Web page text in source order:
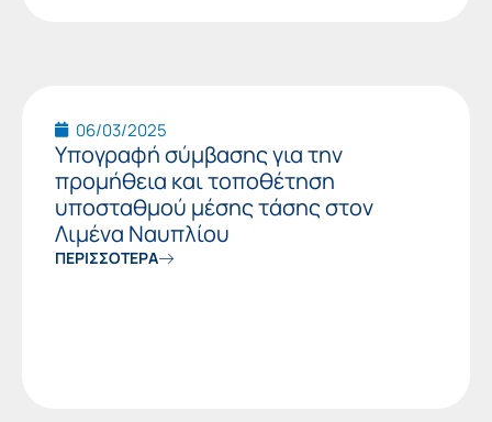
06/03/2025
Υπογραφή σύμβασης για την
προμήθεια και τοποθέτηση
υποσταθμού μέσης τάσης στον
Λιμένα Ναυπλίου
ΠΕΡΙΣΣΟΤΕΡΑ